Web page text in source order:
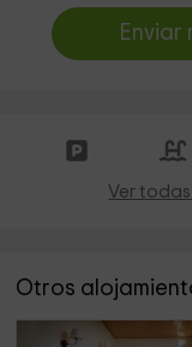
Enviar
Ver
Otros